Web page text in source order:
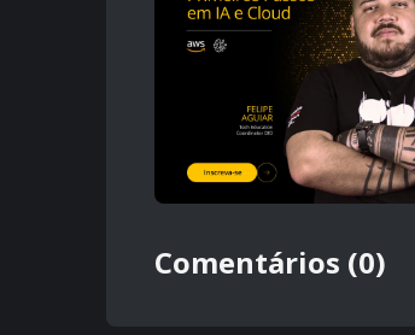
Comentários (0)